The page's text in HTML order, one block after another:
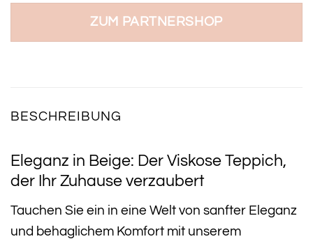
ZUM PARTNERSHOP
BESCHREIBUNG
Eleganz in Beige: Der Viskose Teppich,
der Ihr Zuhause verzaubert
Tauchen Sie ein in eine Welt von sanfter Eleganz
und behaglichem Komfort mit unserem